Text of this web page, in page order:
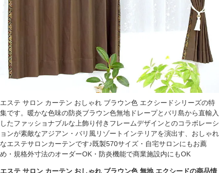
エステ サロン カーテン おしゃれ ブラウン色 エクシードシリーズの特
集です。暖かな色味の防炎ブラウン色無地ドレープとバリ島から直輸入
したファッショナブルな上飾り付きフレームデザインとのコラボレーシ
ョンが素敵なアジアン・バリ風リゾートインテリアを演出す、おしゃれ
なエステサロンカーテンです♪既製570サイズ・自宅サロンにもお薦
め・規格外寸法のオーダーOK・防炎機能で商業施設内にもOK
エステ サロン カーテン おしゃれ ブラウン色 無地 エクシードの商品情